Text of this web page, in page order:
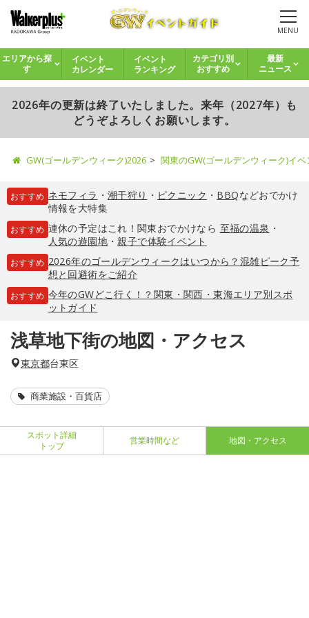
MENU
エリアから探
す
イベント
カレンダー
イベント
ランキング
カテゴリ別
おすすめ
最新
ニュース
2026年の更新は終了いたしました。来年（2027年）も
どうぞよろしくお願いします。
GW(ゴールデンウィーク)2026 関東のGW(ゴールデンウィーク)イ
おすすめ ネモフィラ ・ 潮干狩り ・ ピクニック ・ BBQなどおでかけ
情報を大特集
おすすめ 連休の予定はこれ！関東おでかけなら 至福の温泉 ・
人気の遊園地・親子で体験イベント
おすすめ 2026年のゴールデンウィークはいつから？混雑ピーク予
想と回避術をご紹介
おすすめ 今年のGWどこ行く！？関東・関西・東海エリア別スポ
ットガイド
浅草地下街の地図・アクセス
東京都台東区
商業施設・百貨店
スポット詳細
トップ
営業時間など 地図・アクセス